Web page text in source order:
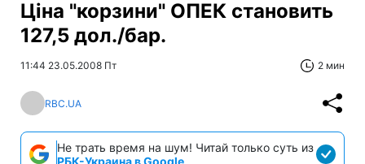
Ціна "корзини" ОПЕК становить
127,5 дол./бар.
11:44 23.05.2008 Пт 2 мин
RBC.UA
Не трать время на шум! Читай только суть из
РБК-Украина в Google